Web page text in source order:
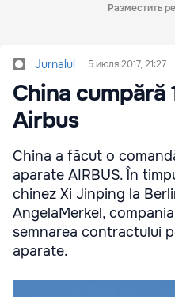
Разместить
Jurnalul 5 июля 2017, 21:27
China cumpără
Airbus
China a făcut o
aparate AIRBUS. În
chinez Xi Jinping la
AngelaMerkel,
semnarea contractului
aparate.